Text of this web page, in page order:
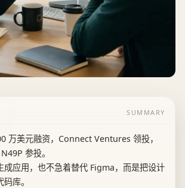
SUMMARY
万美元融资，Connect Ventures 领投，
参投。
成应用，也不急着替代 Figma，而是把设计
库。